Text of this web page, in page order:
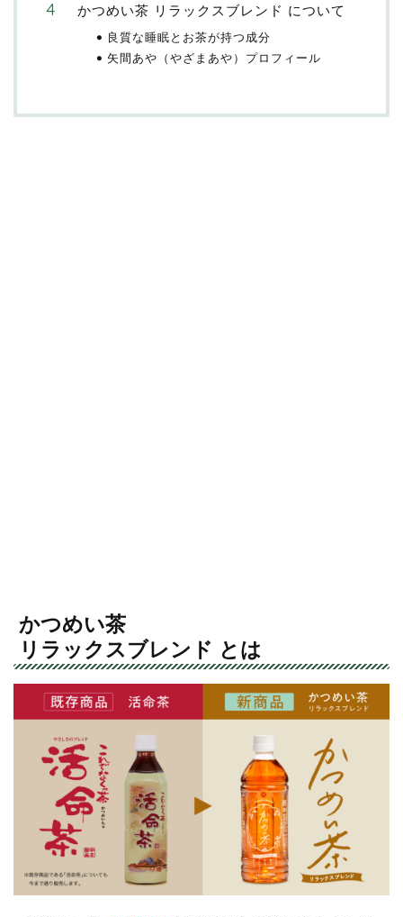
かつめい茶 リラックスブレンド について
良質な睡眠とお茶が持つ成分
矢間あや（やざまあや）プロフィール
かつめい茶
リラックスブレンド とは